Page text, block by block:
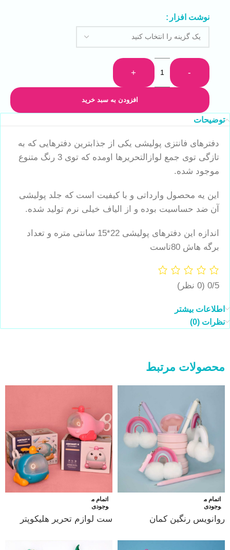
نوشت افزار
-
+
افزودن به سبد خرید
توضیحات
دفترهای فانتزی پولیشی یکی از جذابترین دفترهایی که به
تازگی توی جمع لوازالتحریرها اومده که توی 3 رنگ متنوع
موجود شده.
این یه محصول وارداتی و با کیفیت است که جلد پولیشی
آن ضد حساسیت بوده و از الیاف خیلی نرم تولید شده.
اندازه این دفترهای پولیشی 22*15 سانتی متره و تعداد
برگه هاش 80تاست
0/5 (0 نظر)
اطلاعات بیشتر
نظرات (0)
محصولات مرتبط
اتمام م
وجودی
روانویس رنگین کمان
اتمام م
وجودی
ست لوازم تحریر هلیکوپتر